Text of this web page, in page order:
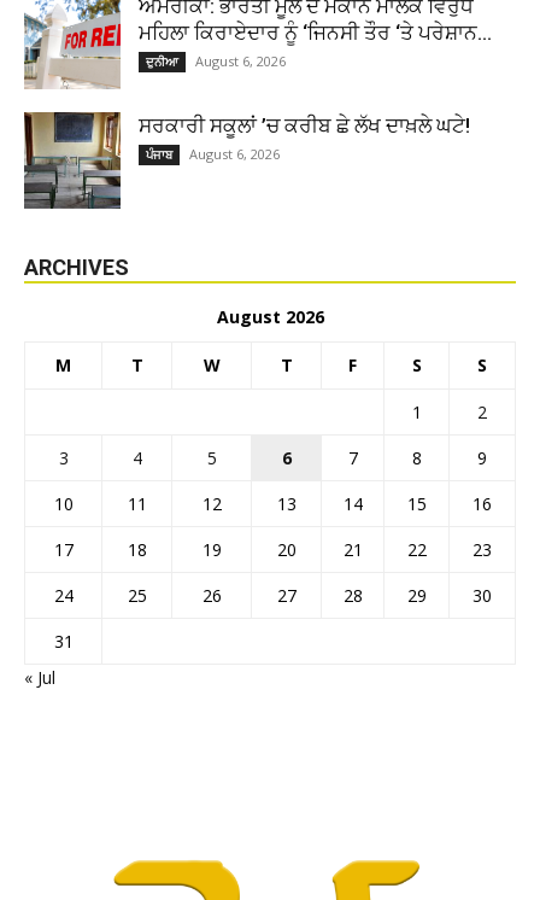
ਅਮਰੀਕਾ: ਭਾਰਤੀ ਮੂਲ ਦੇ ਮਕਾਨ ਮਾਲਕ ਵਿਰੁੱਧ
ਮਹਿਲਾ ਕਿਰਾਏਦਾਰ ਨੂੰ ‘ਜਿਨਸੀ ਤੌਰ ‘ਤੇ ਪਰੇਸ਼ਾਨ...
ਦੁਨੀਆ August 6, 2026
ਸਰਕਾਰੀ ਸਕੂਲਾਂ ’ਚ ਕਰੀਬ ਛੇ ਲੱਖ ਦਾਖ਼ਲੇ ਘਟੇ!
ਪੰਜਾਬ August 6, 2026
ARCHIVES
August 2026
M T W T F S S
1
2
3
4 5 6 7 8
9
10
11 12 13 14 15
16
17
18 19 20 21 22
23
24
25 26 27 28 29
30
31
« Jul